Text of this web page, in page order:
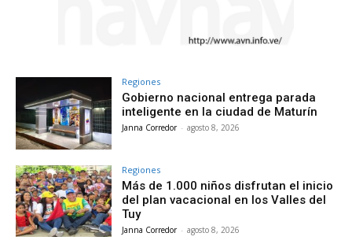
Regiones
Gobierno nacional entrega parada
inteligente en la ciudad de Maturín
Janna Corredor - agosto 8, 2026
Regiones
Más de 1.000 niños disfrutan el inicio
del plan vacacional en los Valles del
Tuy
Janna Corredor - agosto 8, 2026